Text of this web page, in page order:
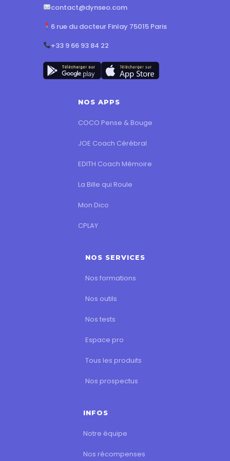
contact@dynseo.com
6 rue du docteur Finlay 75015 Paris
+33 9 66 93 84 22
NOS APPS
COCO Pense & Bouge
JOE Coach Cérébral
EDITH Coach Mémoire
La Bille qui Roule
Mon Dico
CPLAY
NOS SERVICES
Nos formations
Nos outils
Nos tests
Espace pro
Tous les produits
Nos prospectus
INFOS
Notre équipe
Nos récompenses